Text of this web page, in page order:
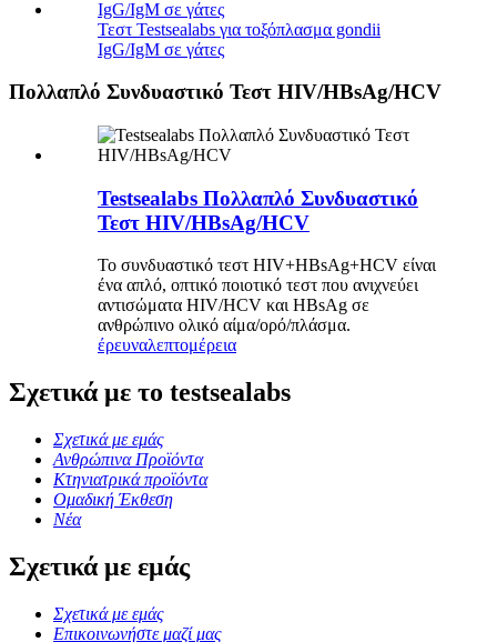
Τεστ Testsealabs για τοξόπλασμα gondii
IgG/IgM σε γάτες
Πολλαπλό Συνδυαστικό Τεστ HIV/HBsAg/HCV
Testsealabs Πολλαπλό Συνδυαστικό
Τεστ HIV/HBsAg/HCV
Το συνδυαστικό τεστ HIV+HBsAg+HCV είναι
ένα απλό, οπτικό ποιοτικό τεστ που ανιχνεύει
αντισώματα HIV/HCV και HBsAg σε
ανθρώπινο ολικό αίμα/ορό/πλάσμα.
έρευναλεπτομέρεια
Σχετικά με το testsealabs
Σχετικά με εμάς
Ανθρώπινα Προϊόντα
Κτηνιατρικά προϊόντα
Ομαδική Έκθεση
Νέα
Σχετικά με εμάς
Σχετικά με εμάς
Επικοινωνήστε μαζί μας